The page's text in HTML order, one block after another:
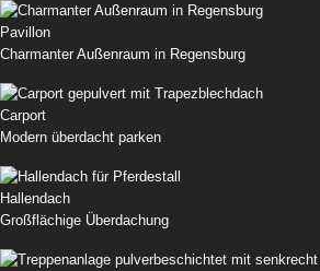
Pavillon
Charmanter Außenraum in Regensburg
Carport
Modern überdacht parken
Hallendach
Großflächige Überdachung